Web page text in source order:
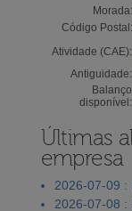
Morada:
Código Postal:
Atividade (CAE):
Antiguidade:
Balanço
disponível:
Últimas
empresa
2026-07-09 :
2026-07-08 :